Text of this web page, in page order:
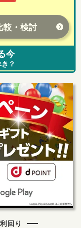
較・検討
今
？
回り